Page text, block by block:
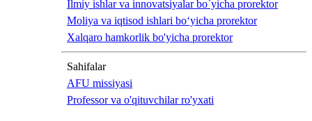
Ilmiy ishlar va innovatsiyalar bo`yicha prorektor
Moliya va iqtisod ishlari bo‘yicha prorektor
Xalqaro hamkorlik bo'yicha prorektor
Sahifalar
AFU missiyasi
Professor va o'qituvchilar ro'yxati